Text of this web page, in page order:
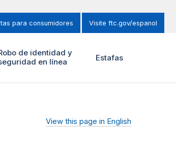
para consumidores Visite ftc.gov/espanol
de identidad y
en línea
Estafas
View this page in English